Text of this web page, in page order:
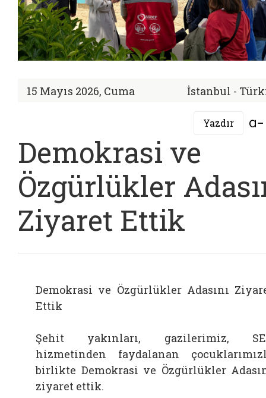
15 Mayıs 2026, Cuma İstanbul -
Yazdır
Demokrasi ve
Özgürlükler
Ziyaret Ettik
Demokrasi ve Özgürlükler Adasını
Ettik
Şehit yakınları, gazilerimiz,
hizmetinden faydalanan
birlikte Demokrasi ve Özgürlükler
ziyaret ettik.